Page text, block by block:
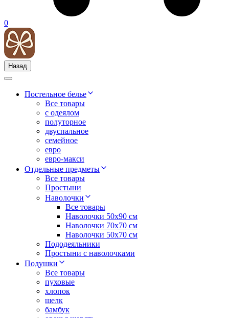
0
Назад
Постельное белье
Все товары
с одеялом
полуторное
двуспальное
семейное
евро
евро-макси
Отдельные предметы
Все товары
Простыни
Наволочки
Все товары
Наволочки 50x90 см
Наволочки 70x70 cм
Наволочки 50х70 см
Пододеяльники
Простыни с наволочками
Подушки
Все товары
пуховые
хлопок
шелк
бамбук